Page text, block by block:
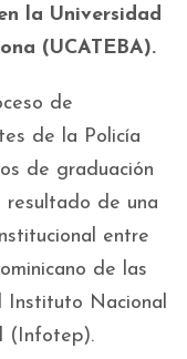
la Universidad
(UCATEBA).
de
de la Policía
de graduación
resultado de una
entre
de las
Instituto Nacional
(Infotep).